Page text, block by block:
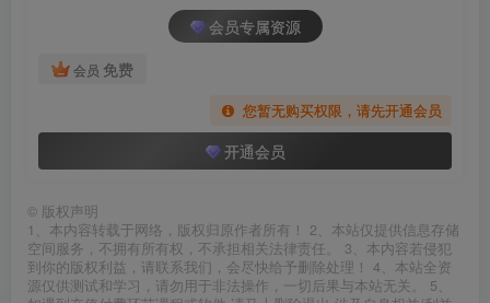
会员专属资源
会员 免费
您暂无购买权限，请先开通会员
开通会员
© 版权声明
1、本内容转载于网络，版权归原作者所有！ 2、本站仅提供信息存储
空间服务，不拥有所有权，不承担相关法律责任。 3、本内容若侵犯
到你的版权利益，请联系我们，会尽快给予删除处理！ 4、本站全资
源仅供测试和学习，请勿用于非法操作，一切后果与本站无关。 5、